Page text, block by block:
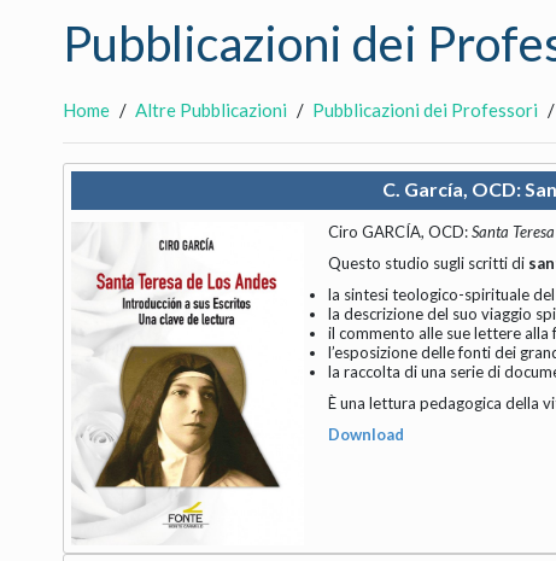
Pubblicazioni dei
Home Altre Pubblicazioni Pubblicazioni dei Professori
C. García, OCD:
Ciro GARCÍA, OCD:Santa
Questo studio sugli scritti di
la sintesi teologico-spirituale
la descrizione del suo viaggio
il commento alle sue lettere
l’esposizione delle fonti dei
la raccolta di una serie di
È una lettura pedagogica della
Download